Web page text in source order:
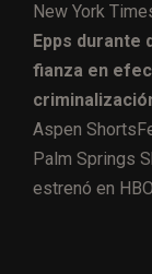
New York
Epps durante
fianza en
Aspen
Palm Springs
estrenó en